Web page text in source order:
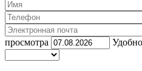
просмотра